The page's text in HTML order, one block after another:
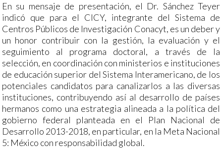
En su mensaje de presentación, el Dr. Sánchez Teyer
indicó que para el CICY, integrante del Sistema de
Centros Públicos de Investigación Conacyt, es un deber y
un honor contribuir con la gestión, la evaluación y el
seguimiento al programa doctoral, a través de la
selección, en coordinación con ministerios e instituciones
de educación superior del Sistema Interamericano, de los
potenciales candidatos para canalizarlos a las diversas
instituciones, contribuyendo así al desarrollo de países
hermanos como una estrategia alineada a la política del
gobierno federal planteada en el Plan Nacional de
Desarrollo 2013-2018, en particular, en la Meta Nacional
5: México con responsabilidad global.